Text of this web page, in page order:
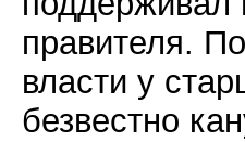
правителя.
власти у
безвестно